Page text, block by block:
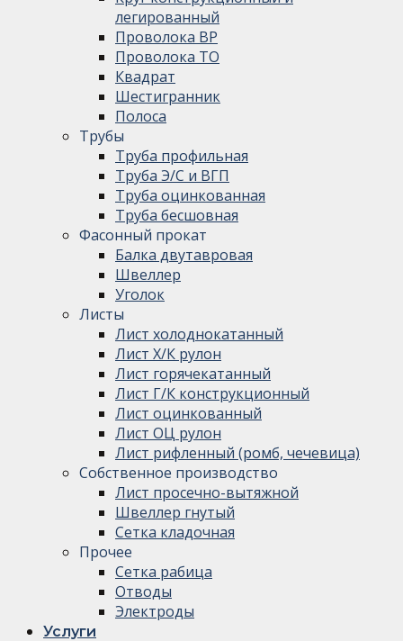
легированный
Проволока ВР
Проволока ТО
Квадрат
Шестигранник
Полоса
Трубы
Труба профильная
Труба Э/С и ВГП
Труба оцинкованная
Труба бесшовная
Фасонный прокат
Балка двутавровая
Швеллер
Уголок
Листы
Лист холоднокатанный
Лист Х/К рулон
Лист горячекатанный
Лист Г/К конструкционный
Лист оцинкованный
Лист ОЦ рулон
Лист рифленный (ромб, чечевица)
Собственное производство
Лист просечно-вытяжной
Швеллер гнутый
Сетка кладочная
Прочее
Сетка рабица
Отводы
Электроды
Услуги